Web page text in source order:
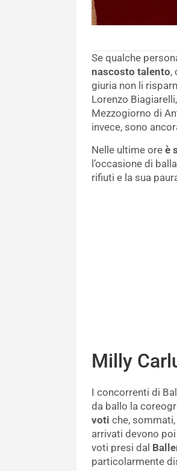
Se qualche
nascosto talento,
giuria non li
Lorenzo
Mezzogiorno di
invece, sono
Nelle ultime ore è
l’occasione di
rifiuti e la sua
Milly
I concorrenti di
da ballo la
voti che,
arrivati devono
voti presi dal
particolarmente